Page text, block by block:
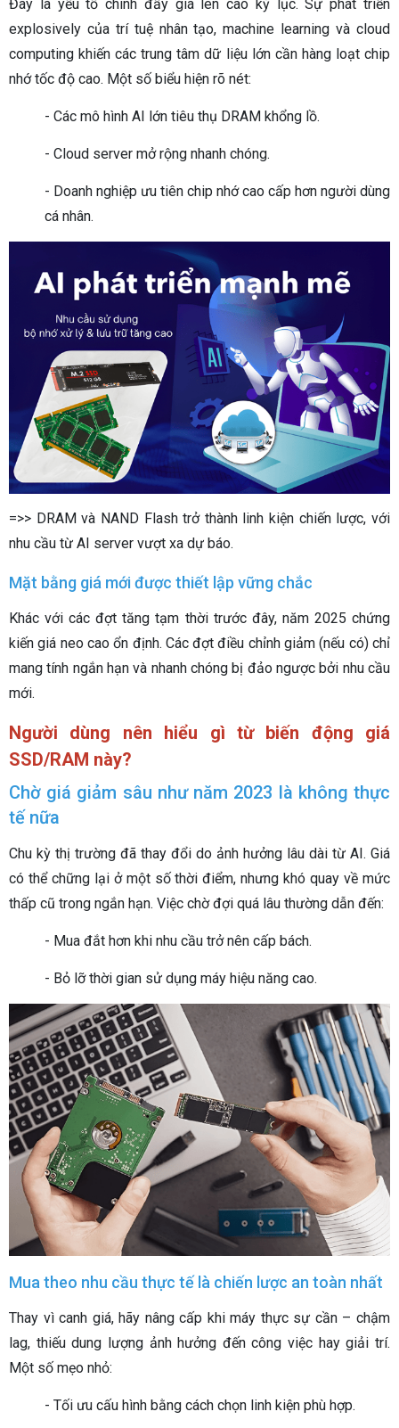
Đây là yếu tố chính đẩy giá lên cao kỷ lục. Sự phát triển
explosively của trí tuệ nhân tạo, machine learning và cloud
computing khiến các trung tâm dữ liệu lớn cần hàng loạt chip
nhớ tốc độ cao. Một số biểu hiện rõ nét:
- Các mô hình AI lớn tiêu thụ DRAM khổng lồ.
- Cloud server mở rộng nhanh chóng.
- Doanh nghiệp ưu tiên chip nhớ cao cấp hơn người dùng
cá nhân.
=>> DRAM và NAND Flash trở thành linh kiện chiến lược, với
nhu cầu từ AI server vượt xa dự báo.
Mặt bằng giá mới được thiết lập vững chắc
Khác với các đợt tăng tạm thời trước đây, năm 2025 chứng
kiến giá neo cao ổn định. Các đợt điều chỉnh giảm (nếu có) chỉ
mang tính ngắn hạn và nhanh chóng bị đảo ngược bởi nhu cầu
mới.
Người dùng nên hiểu gì từ biến động giá
SSD/RAM này?
Chờ giá giảm sâu như năm 2023 là không thực
tế nữa
Chu kỳ thị trường đã thay đổi do ảnh hưởng lâu dài từ AI. Giá
có thể chững lại ở một số thời điểm, nhưng khó quay về mức
thấp cũ trong ngắn hạn. Việc chờ đợi quá lâu thường dẫn đến:
- Mua đắt hơn khi nhu cầu trở nên cấp bách.
- Bỏ lỡ thời gian sử dụng máy hiệu năng cao.
Mua theo nhu cầu thực tế là chiến lược an toàn nhất
Thay vì canh giá, hãy nâng cấp khi máy thực sự cần – chậm
lag, thiếu dung lượng ảnh hưởng đến công việc hay giải trí.
Một số mẹo nhỏ:
- Tối ưu cấu hình bằng cách chọn linh kiện phù hợp.